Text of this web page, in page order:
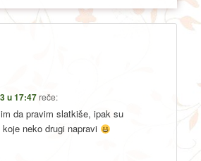
u 17:47reče:
da pravim slatkiše, ipak su
neko drugi napravi